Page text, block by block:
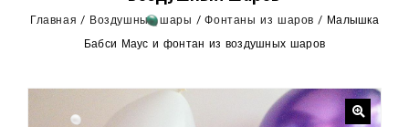
Главная / Воздушные шары /Фонтаны из шаров / Малышка
Бабси Маус и фонтан из воздушных шаров